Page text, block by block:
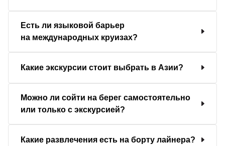
Есть ли языковой барьер
на международных круизах?
Какие экскурсии стоит выбрать в Азии?
Можно ли сойти на берег самостоятельно
или только с экскурсией?
Какие развлечения есть на борту лайнера?